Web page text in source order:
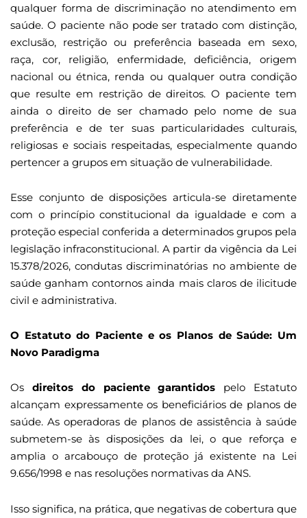
qualquer forma de discriminação no atendimento em
saúde. O paciente não pode ser tratado com distinção,
exclusão, restrição ou preferência baseada em sexo,
raça, cor, religião, enfermidade, deficiência, origem
nacional ou étnica, renda ou qualquer outra condição
que resulte em restrição de direitos. O paciente tem
ainda o direito de ser chamado pelo nome de sua
preferência e de ter suas particularidades culturais,
religiosas e sociais respeitadas, especialmente quando
pertencer a grupos em situação de vulnerabilidade.
Esse conjunto de disposições articula-se diretamente
com o princípio constitucional da igualdade e com a
proteção especial conferida a determinados grupos pela
legislação infraconstitucional. A partir da vigência da Lei
15.378/2026, condutas discriminatórias no ambiente de
saúde ganham contornos ainda mais claros de ilicitude
civil e administrativa.
O Estatuto do Paciente e os Planos de Saúde: Um
Novo Paradigma
Os direitos do paciente garantidos pelo Estatuto
alcançam expressamente os beneficiários de planos de
saúde. As operadoras de planos de assistência à saúde
submetem-se às disposições da lei, o que reforça e
amplia o arcabouço de proteção já existente na Lei
9.656/1998 e nas resoluções normativas da ANS.
Isso significa, na prática, que negativas de cobertura que